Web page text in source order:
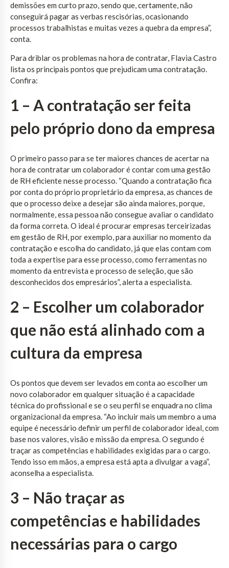
demissões em curto prazo, sendo que, certamente, não
conseguirá pagar as verbas rescisórias, ocasionando
processos trabalhistas e muitas vezes a quebra da empresa”,
conta.
Para driblar os problemas na hora de contratar, Flavia Castro
lista os principais pontos que prejudicam uma contratação.
Confira:
1 – A contratação ser feita
pelo próprio dono da empresa
O primeiro passo para se ter maiores chances de acertar na
hora de contratar um colaborador é contar com uma gestão
de RH eficiente nesse processo. “Quando a contratação fica
por conta do próprio proprietário da empresa, as chances de
que o processo deixe a desejar são ainda maiores, porque,
normalmente, essa pessoa não consegue avaliar o candidato
da forma correta. O ideal é procurar empresas terceirizadas
em gestão de RH, por exemplo, para auxiliar no momento da
contratação e escolha do candidato, já que elas contam com
toda a expertise para esse processo, como ferramentas no
momento da entrevista e processo de seleção, que são
desconhecidos dos empresários”, alerta a especialista.
2 – Escolher um colaborador
que não está alinhado com a
cultura da empresa
Os pontos que devem ser levados em conta ao escolher um
novo colaborador em qualquer situação é a capacidade
técnica do profissional e se o seu perfil se enquadra no clima
organizacional da empresa. “Ao incluir mais um membro a uma
equipe é necessário definir um perfil de colaborador ideal, com
base nos valores, visão e missão da empresa. O segundo é
traçar as competências e habilidades exigidas para o cargo.
Tendo isso em mãos, a empresa está apta a divulgar a vaga”,
aconselha a especialista.
3 – Não traçar as
competências e habilidades
necessárias para o cargo